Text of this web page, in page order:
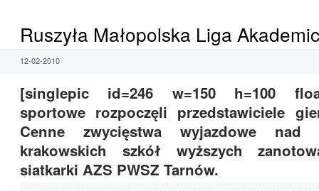
Ruszyła Małopolska Liga
12-02-2010
[singlepic id=246 w=150 h=100
sportowe rozpoczęli przedstawiciele
Cenne zwycięstwa wyjazdowe nad
krakowskich szkół wyższych
siatkarki AZS PWSZ Tarnów.